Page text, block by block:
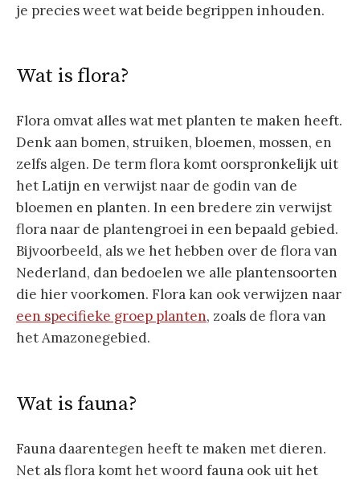
je precies weet wat beide begrippen inhouden.
Wat is flora?
Flora omvat alles wat met planten te maken heeft.
Denk aan bomen, struiken, bloemen, mossen, en
zelfs algen. De term flora komt oorspronkelijk uit
het Latijn en verwijst naar de godin van de
bloemen en planten. In een bredere zin verwijst
flora naar de plantengroei in een bepaald gebied.
Bijvoorbeeld, als we het hebben over de flora van
Nederland, dan bedoelen we alle plantensoorten
die hier voorkomen. Flora kan ook verwijzen naar
een specifieke groep planten, zoals de flora van
het Amazonegebied.
Wat is fauna?
Fauna daarentegen heeft te maken met dieren.
Net als flora komt het woord fauna ook uit het